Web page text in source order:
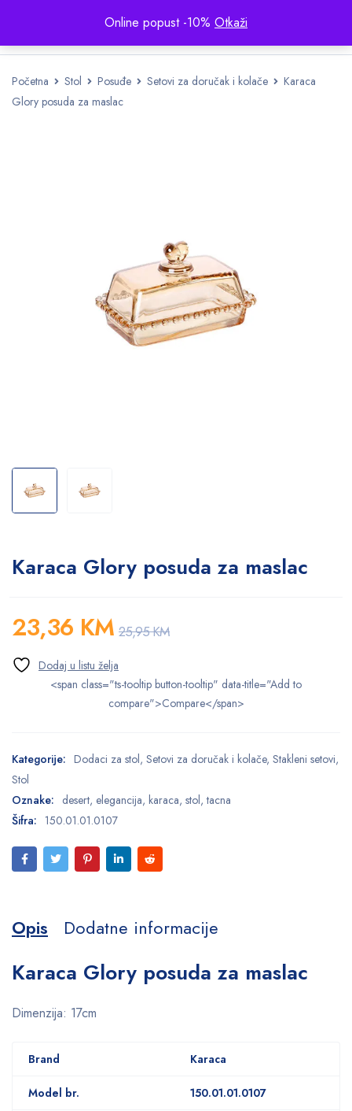
Online popust -10% Otkaži
Početna Stol Posuđe Setovi za doručak i kolače
Karaca
Glory posuda za maslac
Karaca Glory posuda za maslac
25,95KM
23,36 KM
<span class="ts-tooltip button-tooltip" data-title="Add to
compare">Compare</span>
Kategorije: Dodaci za stol, Setovi za doručak i kolače, Stakleni setovi,
Stol
Oznake: desert, elegancija, karaca, stol,tacna
Šifra: 150.01.01.0107
Opis Dodatne informacije
Karaca Glory posuda za maslac
Dimenzija: 17cm
Brand Karaca
Model br. 150.01.01.0107